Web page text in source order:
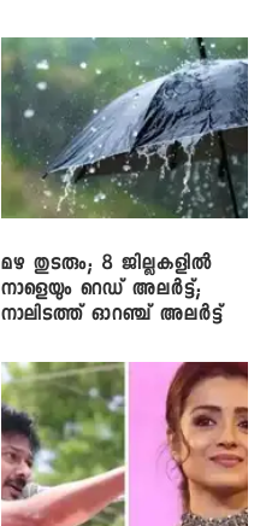
മഴ തുടരും; 8 ജില്ലകളിൽ
നാളെയും റെഡ് അലർട്ട്;
നാലിടത്ത് ഓറഞ്ച് അലർട്ട്